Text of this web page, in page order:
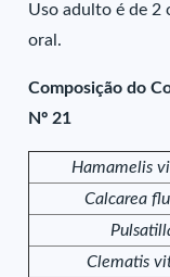
Uso adulto é de 2
oral.
Composição do
Nº 21
Hamamelis
Calcarea
Clematis